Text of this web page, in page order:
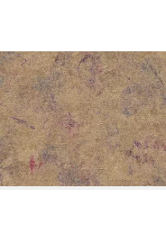
Betonoptik, (1 Rolle, 1
€
bei dir